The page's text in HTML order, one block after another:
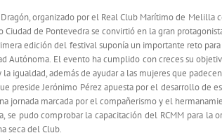
Dragón, organizado por el Real Club Marítimo de
Ciudad de Pontevedra se convirtió en la gran
edición del festival suponía un importante reto
Autónoma. El evento ha cumplido con creces su
igualdad, además de ayudar a las mujeres que
preside Jerónimo Pérez apuesta por el desarrollo de
jornada marcada por el compañerismo y el
se pudo comprobar la capacitación del RCMM para
seca del Club.